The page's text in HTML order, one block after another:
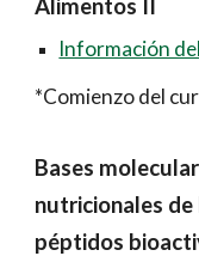
Alimentos II
Información
*Comienzo del
Bases
nutricionales
péptidos